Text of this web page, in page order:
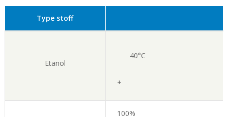
Type stoff
Etanol
40°C
+
100%